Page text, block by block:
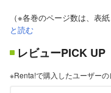
（※各巻のページ数は、表
と読む
レビューPICK UP
※Renta!で購入したユーザー